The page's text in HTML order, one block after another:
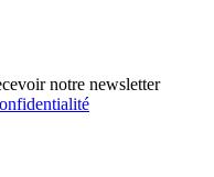
notre newsletter